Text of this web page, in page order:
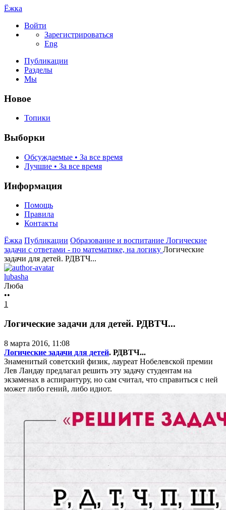
Ёжка
Войти
Зарегистрироваться
Eng
Публикации
Разделы
Мы
Новое
Топики
Выборки
Обсуждаемые • За все время
Лучшие • За все время
Информация
Помощь
Правила
Контакты
Ёжка Публикации Образование и воспитание Логические
задачи с ответами - по математике, на логику Логические
задачи для детей. РДВТЧ...
lubasha
Люба
••
1
Логические задачи для детей. РДВТЧ...
8 марта 2016, 11:08
Логические задачи для детей. РДВТЧ...
Знаменитый советский физик, лауреат Нобелевской премии
Лев Ландау предлагал решить эту задачу студентам на
экзаменах в аспирантуру, но сам считал, что справиться с ней
может либо гений, либо идиот.